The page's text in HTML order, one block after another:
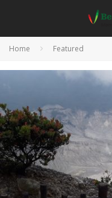
Home Featured